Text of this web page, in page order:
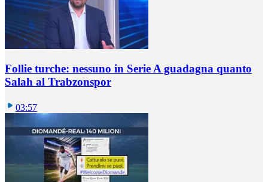
Follie turche: nessuno in Serie A guadagna quanto
Salah al Trabzonspor
03:57